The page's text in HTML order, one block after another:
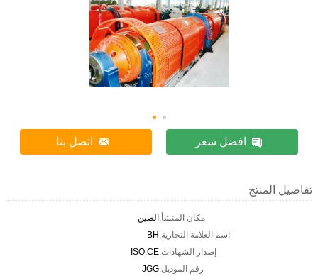
افضل سعر اتصل بنا
تفاصيل المنتج
مكان المنشأ:الصين
اسم العلامة التجارية:BH
إصدار الشهادات:ISO,CE
رقم الموديل:JGG